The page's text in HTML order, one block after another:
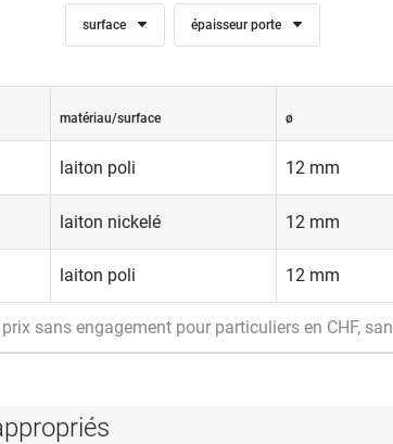
surface épaisseur porte
matériau/surface ø
laiton poli 12 mm
laiton nickelé 12 mm
laiton poli 12 mm
sans engagement pour particuliers en CHF,